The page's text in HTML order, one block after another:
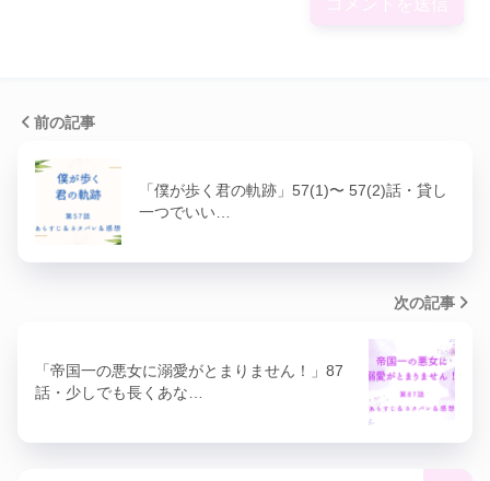
前の記事
「僕が歩く君の軌跡」57(1)〜 57(2)話・貸し
一つでいい…
次の記事
「帝国一の悪女に溺愛がとまりません！」87
話・少しでも長くあな…